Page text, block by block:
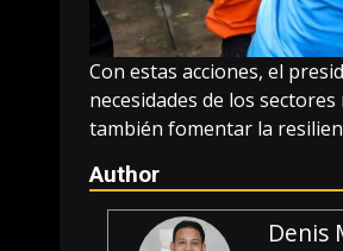
Con estas acciones, el
necesidades de los
también fomentar la
Author
Denis